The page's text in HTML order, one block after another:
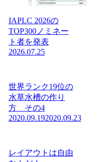
IAPLC 2026の
TOP300ノミネー
ト者を発表
2026.07.25
世界ランク19位の
水草水槽の作り
方 その4
2020.09.192020.09.23
レイアウトは自由